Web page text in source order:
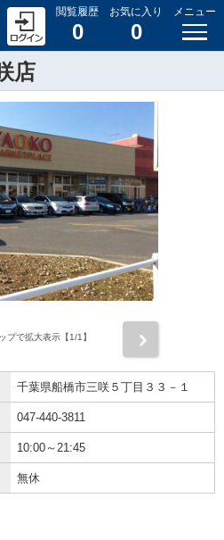
閲覧履歴
0
お気に入り
0
メニュー
店
プで拡大表示【1/1】
千葉県船橋市三咲５丁目３３－１
047-440-3811
10:00～21:45
無休